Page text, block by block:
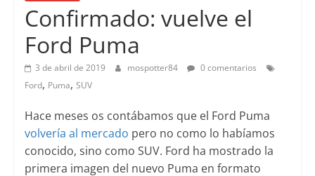
Confirmado: vuelve el
Ford Puma
3 de abril de 2019 mospotter84
0 comentarios
Ford, Puma, SUV
Hace meses os contábamos que el Ford Puma
volvería al mercado pero no como lo habíamos
conocido, sino como SUV. Ford ha mostrado la
primera imagen del nuevo Puma en formato